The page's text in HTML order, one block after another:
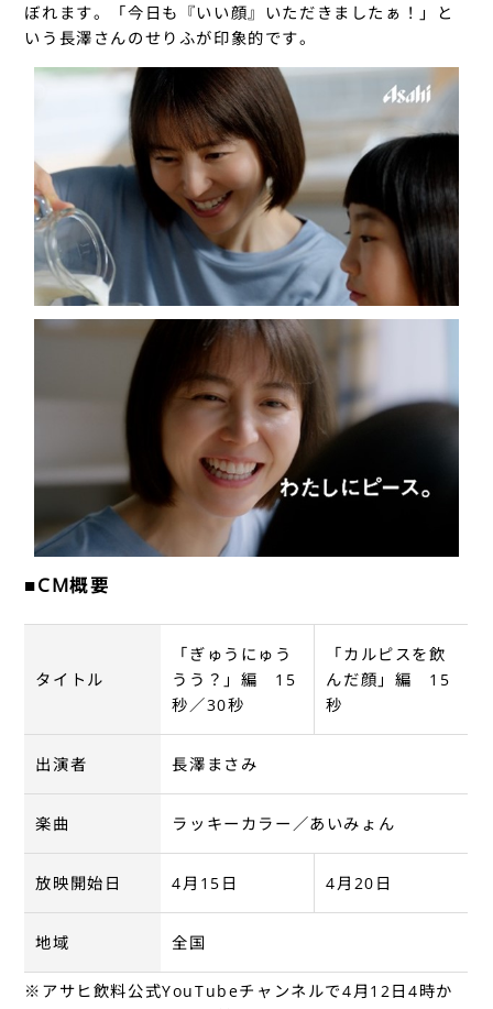
ぼれます。「今日も『いい顔』いただきましたぁ！」と
いう長澤さんのせりふが印象的です。
■CM概要
タイトル
「ぎゅうにゅう
うう？」編 15
秒／30秒
「カルピスを飲
んだ顔」編 15
秒
出演者 長澤まさみ
楽曲 ラッキーカラー／あいみょん
放映開始日 4月15日 4月20日
地域 全国
※アサヒ飲料公式YouTubeチャンネルで4月12日4時か